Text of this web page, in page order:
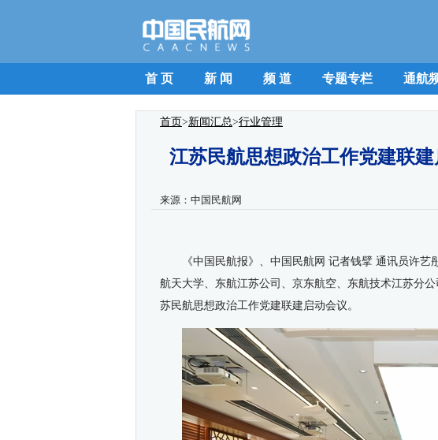
首 页 新 闻 频 道 专题专栏 通航
首页>新闻汇总>行业管理
江苏民航思想政治工作党建联
来源： 中国民航网
《中国民航报》、中国民航网 记者钱擘 通讯员许艺
航天大学、东航江苏公司、京东航空、东航技术江苏分
苏民航思想政治工作党建联建启动会议。